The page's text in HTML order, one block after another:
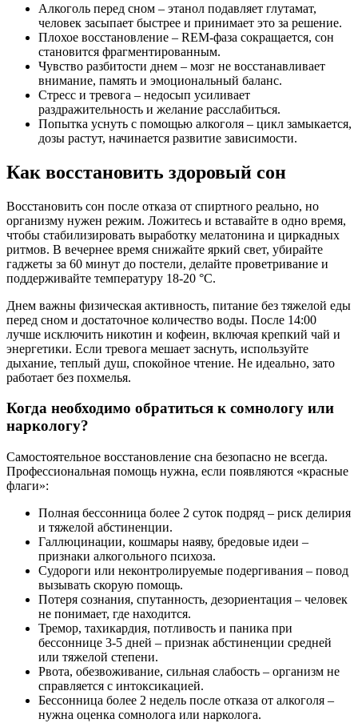
Алкоголь перед сном – этанол подавляет глутамат,
человек засыпает быстрее и принимает это за решение.
Плохое восстановление – REM-фаза сокращается, сон
становится фрагментированным.
Чувство разбитости днем – мозг не восстанавливает
внимание, память и эмоциональный баланс.
Стресс и тревога – недосып усиливает
раздражительность и желание расслабиться.
Попытка уснуть с помощью алкоголя – цикл замыкается,
дозы растут, начинается развитие зависимости.
Как восстановить здоровый сон
Восстановить сон после отказа от спиртного реально, но
организму нужен режим. Ложитесь и вставайте в одно время,
чтобы стабилизировать выработку мелатонина и циркадных
ритмов. В вечернее время снижайте яркий свет, убирайте
гаджеты за 60 минут до постели, делайте проветривание и
поддерживайте температуру 18-20 °C.
Днем важны физическая активность, питание без тяжелой еды
перед сном и достаточное количество воды. После 14:00
лучше исключить никотин и кофеин, включая крепкий чай и
энергетики. Если тревога мешает заснуть, используйте
дыхание, теплый душ, спокойное чтение. Не идеально, зато
работает без похмелья.
Когда необходимо обратиться к сомнологу или
наркологу?
Самостоятельное восстановление сна безопасно не всегда.
Профессиональная помощь нужна, если появляются «красные
флаги»:
Полная бессонница более 2 суток подряд – риск делирия
и тяжелой абстиненции.
Галлюцинации, кошмары наяву, бредовые идеи –
признаки алкогольного психоза.
Судороги или неконтролируемые подергивания – повод
вызывать скорую помощь.
Потеря сознания, спутанность, дезориентация – человек
не понимает, где находится.
Тремор, тахикардия, потливость и паника при
бессоннице 3-5 дней – признак абстиненции средней
или тяжелой степени.
Рвота, обезвоживание, сильная слабость – организм не
справляется с интоксикацией.
Бессонница более 2 недель после отказа от алкоголя –
нужна оценка сомнолога или нарколога.